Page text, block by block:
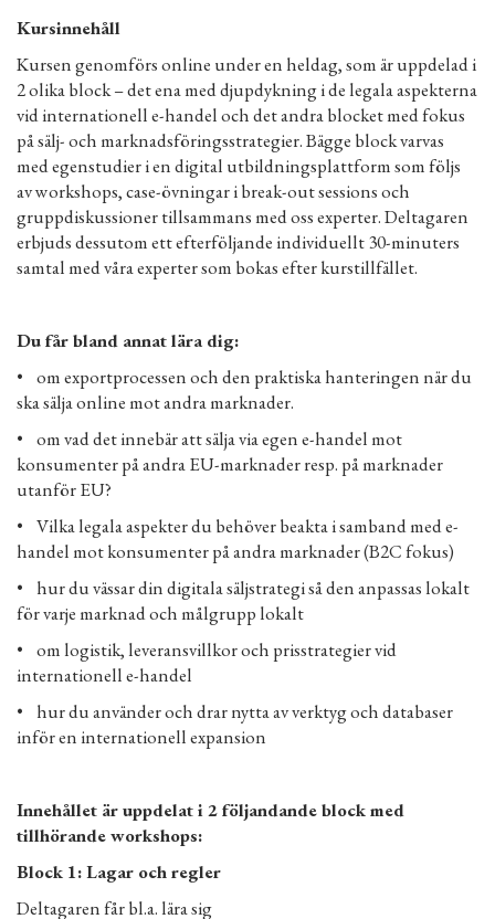
Kursinnehåll
Kursen genomförs online under en heldag, som är uppdelad i
2 olika block – det ena med djupdykning i de legala aspekterna
vid internationell e-handel och det andra blocket med fokus
på sälj- och marknadsföringsstrategier. Bägge block varvas
med egenstudier i en digital utbildningsplattform som följs
av workshops, case-övningar i break-out sessions och
gruppdiskussioner tillsammans med oss experter. Deltagaren
erbjuds dessutom ett efterföljande individuellt 30-minuters
samtal med våra experter som bokas efter kurstillfället.
Du får bland annat lära dig:
• om exportprocessen och den praktiska hanteringen när du
ska sälja online mot andra marknader.
• om vad det innebär att sälja via egen e-handel mot
konsumenter på andra EU-marknader resp. på marknader
utanför EU?
• Vilka legala aspekter du behöver beakta i samband med e-
handel mot konsumenter på andra marknader (B2C fokus)
• hur du vässar din digitala säljstrategi så den anpassas lokalt
för varje marknad och målgrupp lokalt
• om logistik, leveransvillkor och prisstrategier vid
internationell e-handel
• hur du använder och drar nytta av verktyg och databaser
inför en internationell expansion
Innehållet är uppdelat i 2 följandande block med
tillhörande workshops:
Block 1: Lagar och regler
Deltagaren får bl.a. lära sig